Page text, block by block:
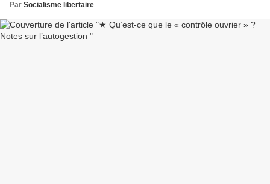
Par Socialisme libertaire